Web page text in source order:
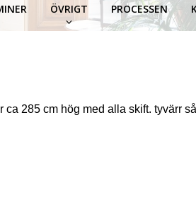
ÖVRIGT PROCESSEN
285 cm hög med alla skift. tyvärr